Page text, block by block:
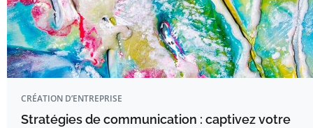
CRÉATION D’ENTREPRISE
Stratégies de communication : captivez votre